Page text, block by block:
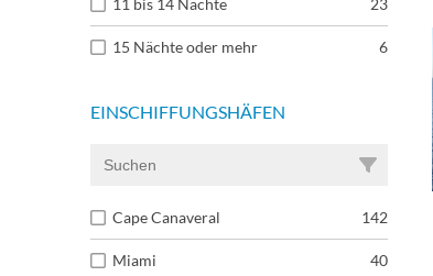
15 Nächte oder mehr 6
EINSCHIFFUNGSHÄFEN
Cape Canaveral 142
Miami 40